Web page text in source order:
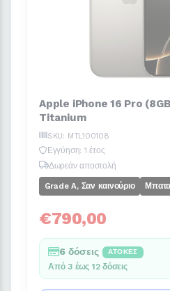
Apple iPhone 16 Pro
Titanium
SKU: MTL100108
Εγγύηση: 1 έτος
Δωρεάν αποστολή
Grade A, Σαν καινούριο
€790,00
6 δόσεις ΆΤΟΚΕΣ
Από 3 έως 12 δόσεις